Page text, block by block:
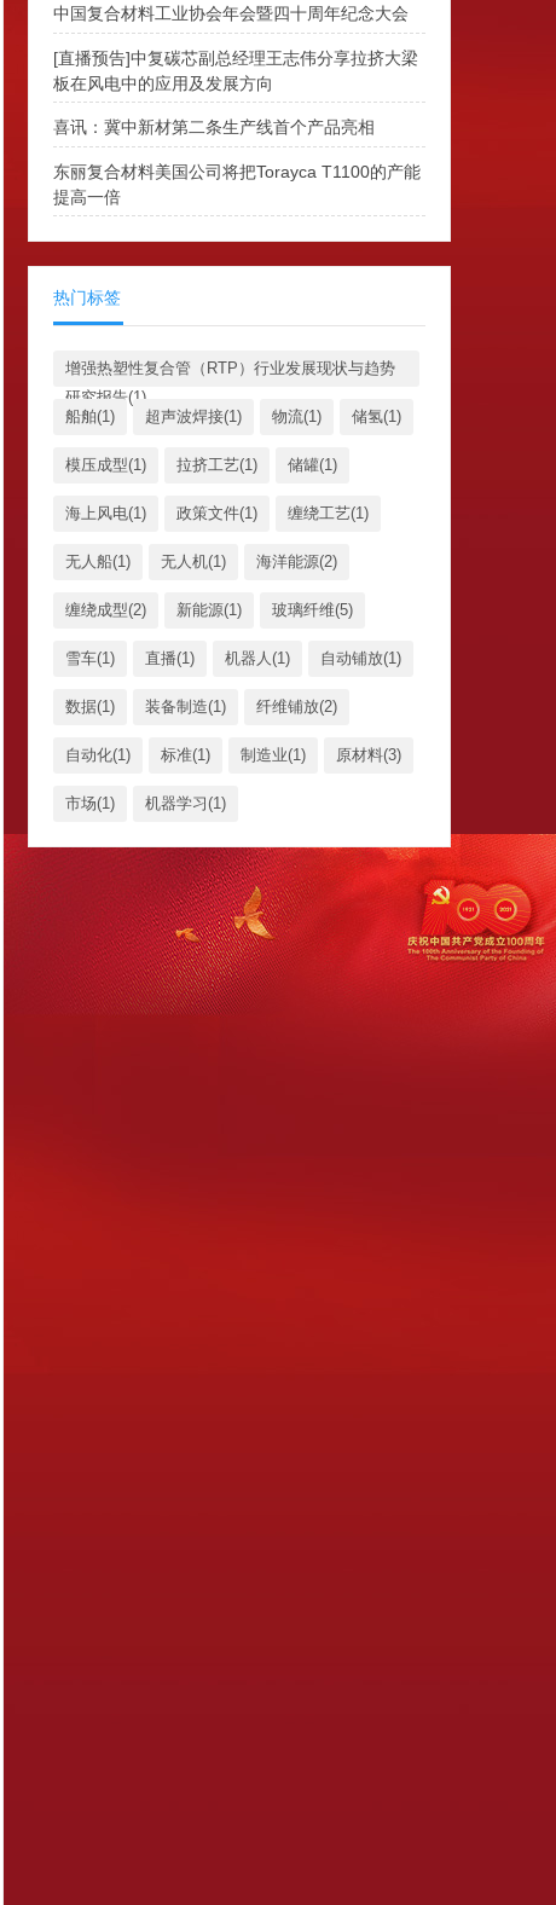
中国复合材料工业协会年会暨四十周年纪念大会
[直播预告]中复碳芯副总经理王志伟分享拉挤大梁
板在风电中的应用及发展方向
喜讯：冀中新材第二条生产线首个产品亮相
东丽复合材料美国公司将把Torayca T1100的产能
提高一倍
热门标签
增强热塑性复合管（RTP）行业发展现状与趋势
研究报告(1)
船舶(1)
超声波焊接(1) 物流(1) 储氢(1)
模压成型(1) 拉挤工艺(1) 储罐(1)
海上风电(1) 政策文件(1) 缠绕工艺(1)
无人船(1) 无人机(1) 海洋能源(2)
缠绕成型(2) 新能源(1) 玻璃纤维(5)
雪车(1) 直播(1) 机器人(1) 自动铺放(1)
数据(1) 装备制造(1) 纤维铺放(2)
自动化(1) 标准(1) 制造业(1) 原材料(3)
市场(1) 机器学习(1)